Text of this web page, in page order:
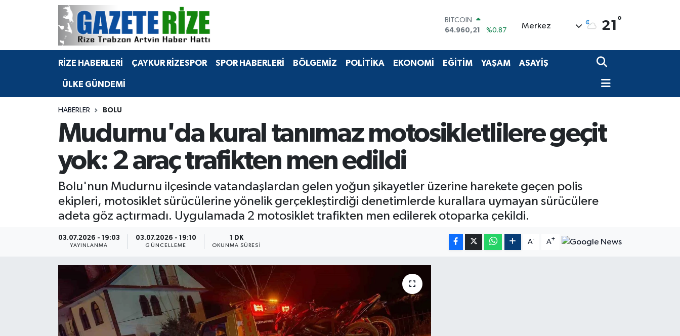
BITCOIN
64.960,21
%0.87
EURO
55,2510
%0.32
GRAM ALTIN
13.779
%-14
Merkez 21 °
RİZE HABERLERİ ÇAYKUR RİZESPOR SPOR HABERLERİ BÖLGEMİZ POLİTİKA EKONOMİ EĞİTİM YAŞAM ASAYİŞ
ÜLKE GÜNDEMİ
HABERLER BOLU
Mudurnu'da kural tanımaz motosikletlilere geçit
yok: 2 araç trafikten men edildi
Bolu'nun Mudurnu ilçesinde vatandaşlardan gelen yoğun şikayetler üzerine harekete geçen polis
ekipleri, motosiklet sürücülerine yönelik gerçekleştirdiği denetimlerde kurallara uymayan sürücülere
adeta göz açtırmadı. Uygulamada 2 motosiklet trafikten men edilerek otoparka çekildi.
03.07.2026 - 19:03
YAYINLANMA
03.07.2026 - 19:10
GÜNCELLEME
1 DK
OKUNMA SÜRESI
A- A+
BÖLGEMİZ
Bilim Teknoloji
Advertising news
Canlı Maç
Merkez Nöbetçi Eczaneler
Merkez Hava Durumu
Merkez Trafik Yoğunluk Haritası
Tüm Manşetler
Son Dakika Haberleri
Haber Arşivi